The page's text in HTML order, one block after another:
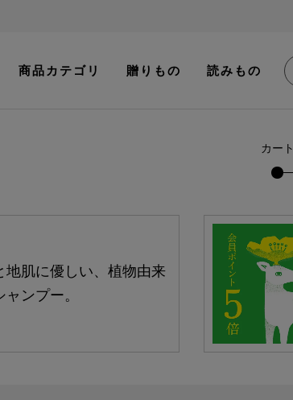
商品カテゴリ 贈りもの 読みもの
カート
地肌に優しい、植物由来
ャンプー。